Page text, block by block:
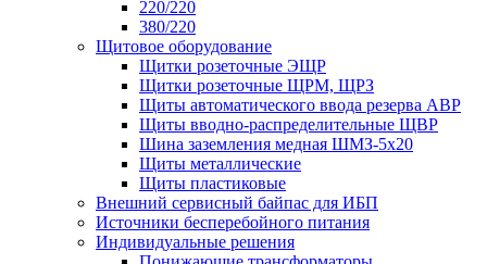
220/220
380/220
Щитовое оборудование
Щитки розеточные ЭЩР
Щитки розеточные ЩРМ, ЩРЗ
Щиты автоматического ввода резерва АВР
Щиты вводно-распределительные ЩВР
Шина заземления медная ШМЗ-5х20
Щиты металлические
Щиты пластиковые
Внешний сервисный байпас для ИБП
Источники бесперебойного питания
Индивидуальные решения